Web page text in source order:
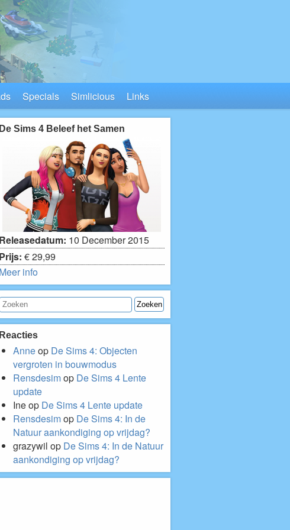
Specials Simlicious Links
De Sims 4 Beleef het Samen
Releasedatum: 10 December 2015
Prijs: € 29,99
Meer info
Reacties
Anneop De Sims 4: Objecten
vergroten in bouwmodus
Rensdesimop De Sims 4 Lente
update
Ineop De Sims 4 Lente update
Rensdesimop De Sims 4: In de
Natuur aankondiging op vrijdag?
grazywil op De Sims 4: In de Natuur
aankondiging op vrijdag?